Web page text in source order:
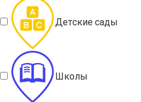
Детские сады
Школы